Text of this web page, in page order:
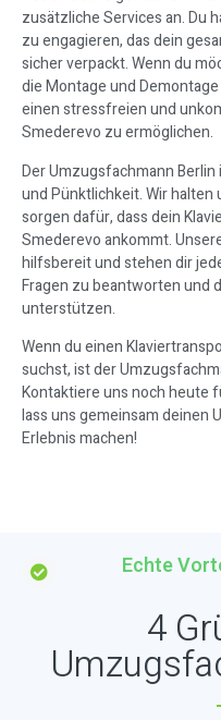
zusätzliche Services an. Du
zu engagieren, das dein
sicher verpackt. Wenn du
die Montage und
einen stressfreien und
Smederevo zu ermöglichen.
Der Umzugsfachmann
und Pünktlichkeit. Wir
sorgen dafür, dass dein
Smederevo ankommt.
hilfsbereit und stehen dir
Fragen zu beantworten und
unterstützen.
Wenn du einen
suchst, ist der
Kontaktiere uns noch heute
lass uns gemeinsam deinen
Erlebnis machen!
Echte
4